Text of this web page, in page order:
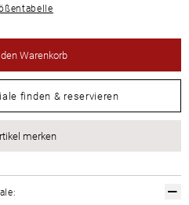
Warenkorb
finden & reservieren
merken